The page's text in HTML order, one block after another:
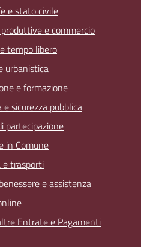
e stato civile
e commercio
tempo libero
urbanistica
e formazione
e sicurezza pubblica
partecipazione
in Comune
e trasporti
e assistenza
Entrate e Pagamenti